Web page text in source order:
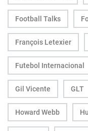
Football Talks
François Letexier
Futebol Internacional
Gil Vicente GLT
Howard Webb